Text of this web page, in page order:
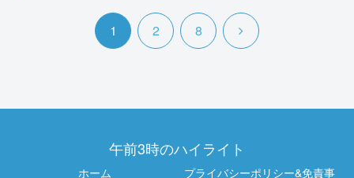
1 2 8
次
午前3時のハイライト
ホーム プライバシーポリシー&免責事